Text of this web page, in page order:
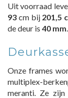
Uit voorraad
93 cm bij 201,5
de deur is 40 mm.
Onze frames
multiplex-
meranti. Ze